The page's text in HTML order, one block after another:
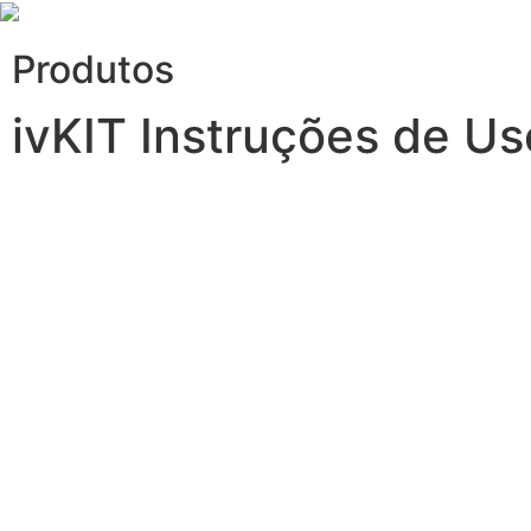
Produtos
ivKIT Instruções de